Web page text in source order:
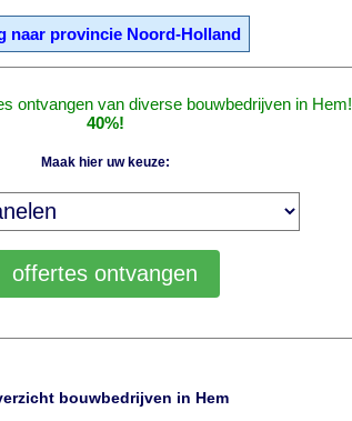
naar provincie Noord-Holland
ontvangen van diverse bouwbedrijven in Hem!
40%!
Maak hier uw keuze:
bouwbedrijven in Hem